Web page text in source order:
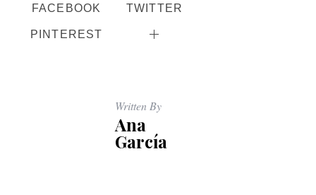
FACEBOOK TWITTER
PINTEREST
Written By
Ana
García